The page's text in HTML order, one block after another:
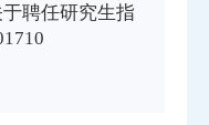
聘任研究生指